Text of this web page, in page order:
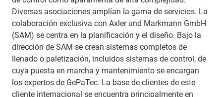
Diversas asociaciones amplían la gama de servicios. La
colaboración exclusiva con Axler und Markmann GmbH
(SAM) se centra en la planificación y el diseño. Bajo la
dirección de SAM se crean sistemas completos de
llenado o paletización, incluidos sistemas de control, de
cuya puesta en marcha y mantenimiento se encargan
los expertos de GePaTec. La base de clientes de este
cliente internacional se encuentra principalmente en